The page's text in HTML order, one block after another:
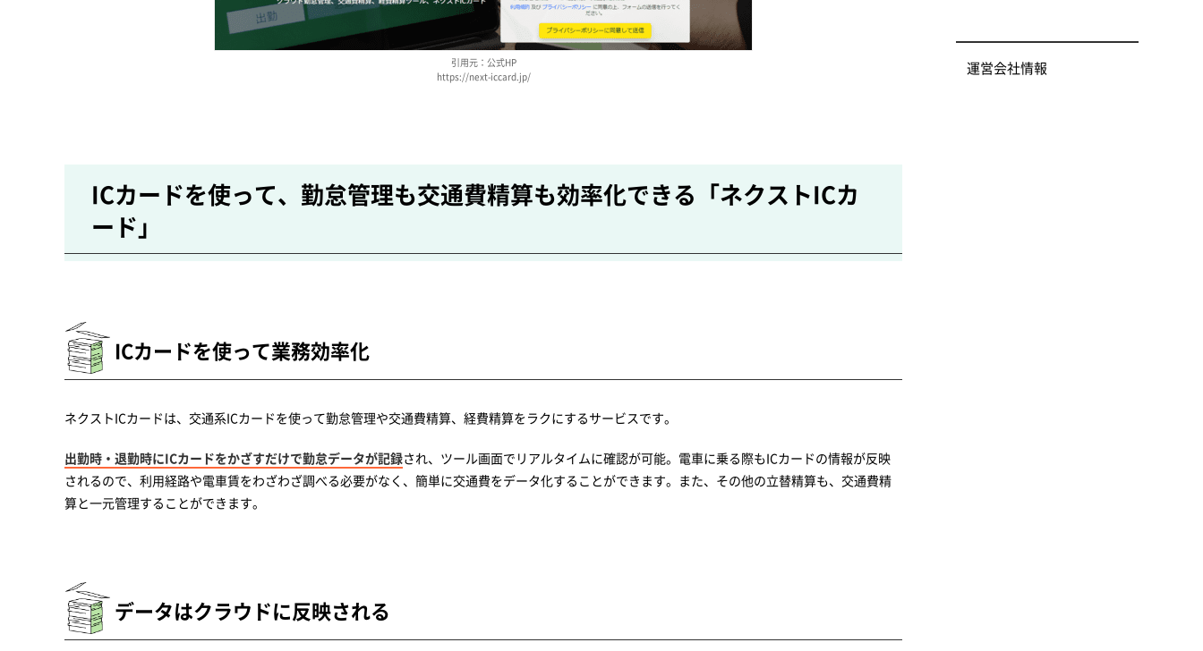
引用元：公式HP
https://next-iccard.jp/
ICカードを使って、勤怠管理も交通費精算も効率化できる「ネクストICカ
ード」
ICカードを使って業務効率化
ネクストICカードは、交通系ICカードを使って勤怠管理や交通費精算、経費精算をラクにするサービスです。
出勤時・退勤時にICカードをかざすだけで勤怠データが記録され、ツール画面でリアルタイムに確認が可能。電車に乗る際もICカードの情報が反映
されるので、利用経路や電車賃をわざわざ調べる必要がなく、簡単に交通費をデータ化することができます。また、その他の立替精算も、交通費精
算と一元管理することができます。
データはクラウドに反映される
運営会社情報